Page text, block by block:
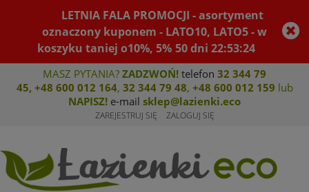
LETNIA FALA PROMOCJI - asortyment
oznaczony kuponem - LATO10, LATO5 - w
koszyku taniej o10%, 5% 50dni22:53:24
MASZ PYTANIA? ZADZWOŃ! telefon 32 344 79
45, +48 600 012 164, 32 344 79 48, +48 600 012 159 lub
NAPISZ! e-mail sklep@lazienki.eco
ZAREJESTRUJ SIĘ ZALOGUJ SIĘ